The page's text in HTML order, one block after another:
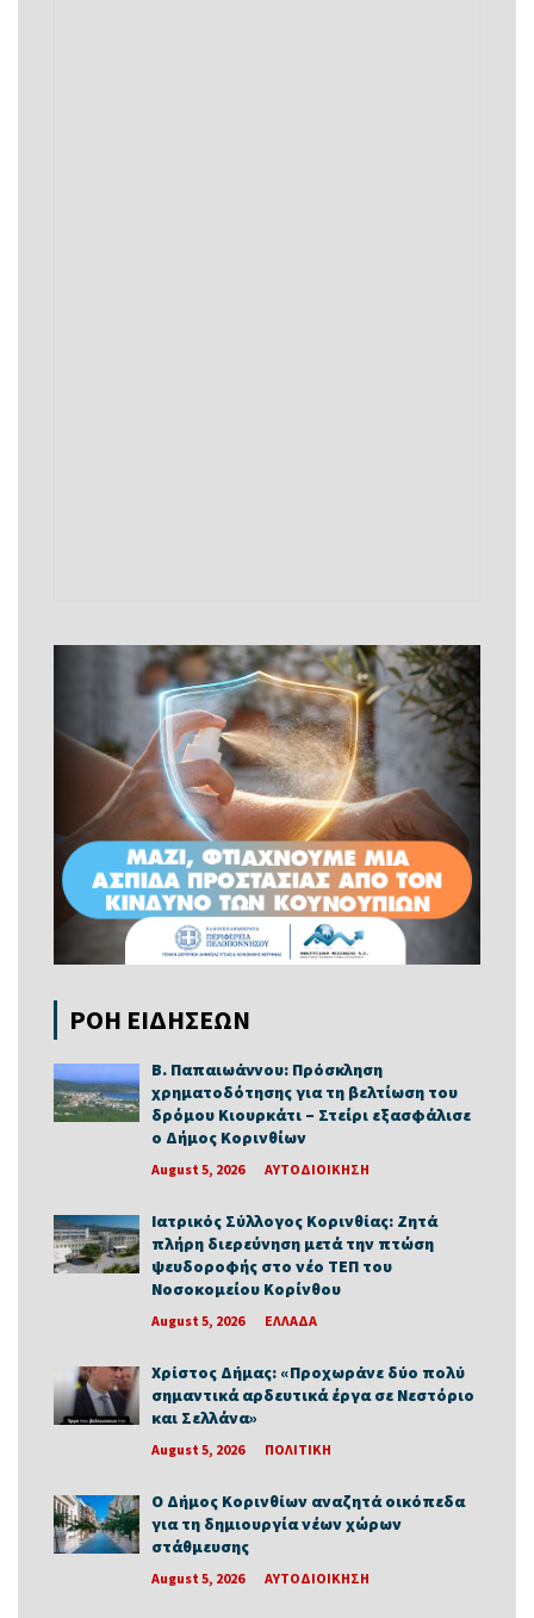
ΡΟΗ ΕΙΔΗΣΕΩΝ
Β. Παπαιωάννου: Πρόσκληση
χρηματοδότησης για τη βελτίωση του
δρόμου Κιουρκάτι – Στείρι εξασφάλισε
ο Δήμος Κορινθίων
August 5, 2026 ΑΥΤΟΔΙΟΙΚΗΣΗ
Ιατρικός Σύλλογος Κορινθίας: Ζητά
πλήρη διερεύνηση μετά την πτώση
ψευδοροφής στο νέο ΤΕΠ του
Νοσοκομείου Κορίνθου
August 5, 2026 ΕΛΛΑΔΑ
Χρίστος Δήμας: «Προχωράνε δύο πολύ
σημαντικά αρδευτικά έργα σε Νεστόριο
και Σελλάνα»
August 5, 2026 ΠΟΛΙΤΙΚΗ
Ο Δήμος Κορινθίων αναζητά οικόπεδα
για τη δημιουργία νέων χώρων
στάθμευσης
August 5, 2026 ΑΥΤΟΔΙΟΙΚΗΣΗ